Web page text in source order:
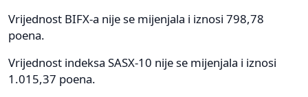
Vrijednost BIFX-a nije se mijenjala i iznosi 798,78
poena.
Vrijednost indeksa SASX-10 nije se mijenjala i iznosi
1.015,37 poena.